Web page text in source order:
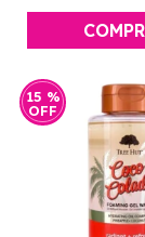
15 %
OFF